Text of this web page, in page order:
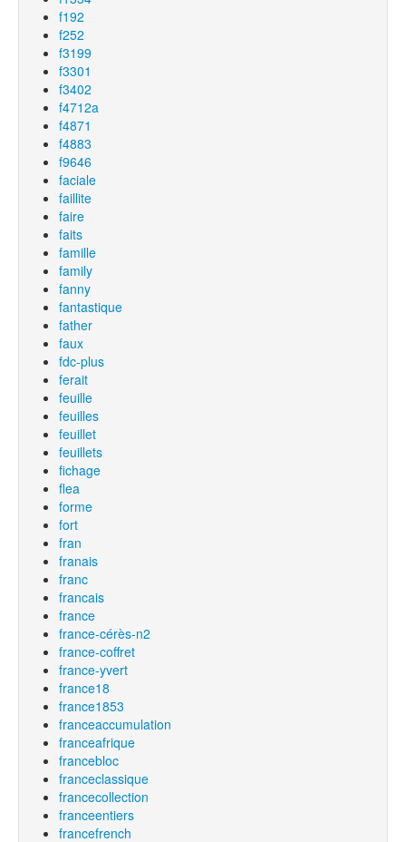
f192
f252
f3199
f3301
f3402
f4712a
f4871
f4883
f9646
faciale
faillite
faire
faits
famille
family
fanny
fantastique
father
faux
fdc-plus
ferait
feuille
feuilles
feuillet
feuillets
fichage
flea
forme
fort
fran
franais
franc
francais
france
france-cérès-n2
france-coffret
france-yvert
france18
france1853
franceaccumulation
franceafrique
francebloc
franceclassique
francecollection
franceentiers
francefrench